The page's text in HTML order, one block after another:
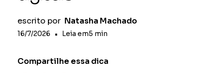
escrito por Natasha Machado
16/7/2026 • Leia em5 min
Compartilhe essa dica